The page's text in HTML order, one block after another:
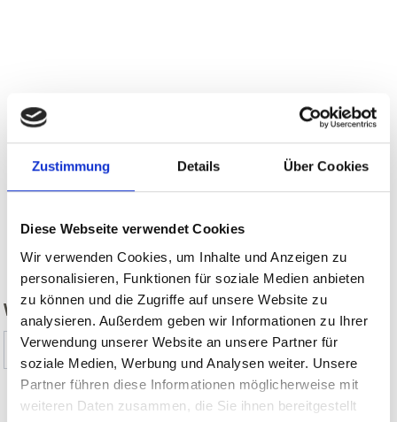
Zustimmung Details Über Cookies
Diese Webseite verwendet Cookies
Wir verwenden Cookies, um Inhalte und Anzeigen zu
personalisieren, Funktionen für soziale Medien anbieten
zu können und die Zugriffe auf unsere Website zu
analysieren. Außerdem geben wir Informationen zu Ihrer
Verwendung unserer Website an unsere Partner für
soziale Medien, Werbung und Analysen weiter. Unsere
Partner führen diese Informationen möglicherweise mit
weiteren Daten zusammen, die Sie ihnen bereitgestellt
zurück
WAR DER INHALT FÜR SIE HILFREICH?
Ja
Nein